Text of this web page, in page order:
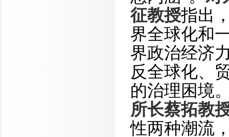
征教授指出
界全球化和
界政治经济
反全球化、
的治理困境
所长蔡拓教
性两种潮流